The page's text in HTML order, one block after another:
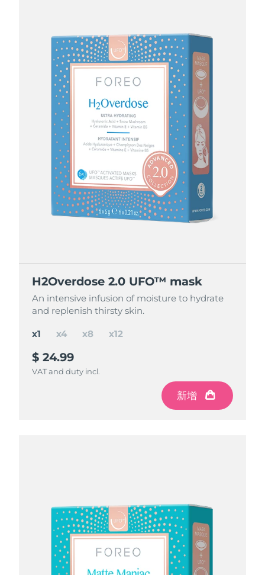
H2Overdose 2.0 UFO™ mask
An intensive infusion of moisture to hydrate
and replenish thirsty skin.
$ 24.99
VAT and duty incl.
新增
H2Overdose 2.0 UFO™ mask
An intensive infusion of moisture to hydrate
and replenish thirsty skin.
$ 84.97
VAT and duty incl.
新增
H2Overdose 2.0 UFO™ mask
An intensive infusion of moisture to hydrate
and replenish thirsty skin.
$ 150 $ 199.92
VAT and duty incl.
新增
H2Overdose 2.0 UFO™ mask
An intensive infusion of moisture to hydrate
and replenish thirsty skin.
$ 195 $ 299.88
VAT and duty incl.
新增
x1 x4 x8 x12